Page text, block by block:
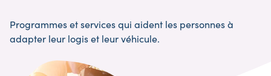
Programmes et services qui aident les personnes à
adapter leur logis et leur véhicule.